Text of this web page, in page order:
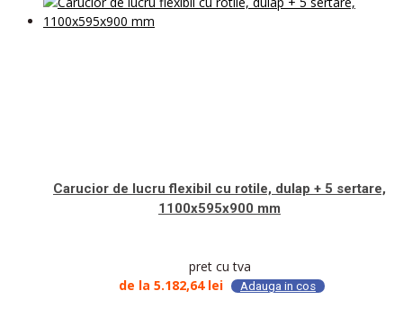
Carucior de lucru flexibil cu rotile, dulap + 5 sertare,
1100x595x900 mm
pret cu tva
de la 5.182,64 lei Adauga in cos